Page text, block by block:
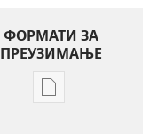
ФОРМАТИ ЗА
ПРЕУЗИМАЊЕ
Формати